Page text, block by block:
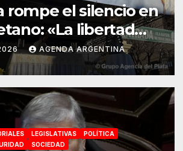
rompe el silencio en
«La libertad
no puede ser
AGENDA ARGENTINA
LEGISLATIVAS
POLÍTICA
SOCIEDAD